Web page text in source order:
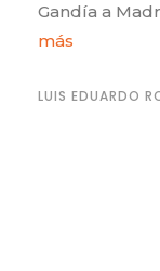
Gandía a
más
LUIS EDUARDO